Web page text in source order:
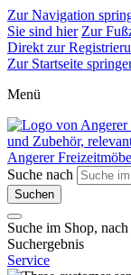
Zur Navigation
Sie sind hier Zur
Direkt zur
Zur Startseite
Menü
Angerer
Suche nach
Suche im Shop,
Suchergebnis
Service